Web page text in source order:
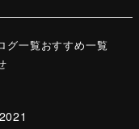
グ一覧おすすめ一覧